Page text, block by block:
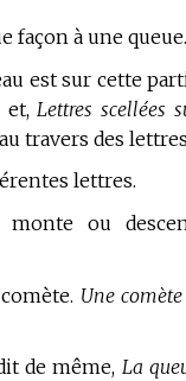
façon à une queue.
est sur cette
et, Lettres scellées
travers des
lettres.
ou
Une
de même, La